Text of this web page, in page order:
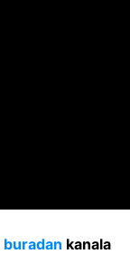
buradan kanala